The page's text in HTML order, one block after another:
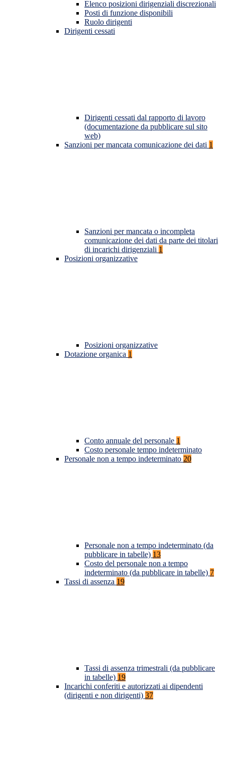
Elenco posizioni dirigenziali discrezionali
Posti di funzione disponibili
Ruolo dirigenti
Dirigenti cessati
Dirigenti cessati dal rapporto di lavoro
(documentazione da pubblicare sul sito
web)
Sanzioni per mancata comunicazione dei dati 1
Sanzioni per mancata o incompleta
comunicazione dei dati da parte dei titolari
di incarichi dirigenziali 1
Posizioni organizzative
Posizioni organizzative
Dotazione organica 1
Conto annuale del personale 1
Costo personale tempo indeterminato
Personale non a tempo indeterminato 20
Personale non a tempo indeterminato (da
pubblicare in tabelle) 13
Costo del personale non a tempo
indeterminato (da pubblicare in tabelle) 7
Tassi di assenza 19
Tassi di assenza trimestrali (da pubblicare
in tabelle) 19
Incarichi conferiti e autorizzati ai dipendenti
(dirigenti e non dirigenti) 37